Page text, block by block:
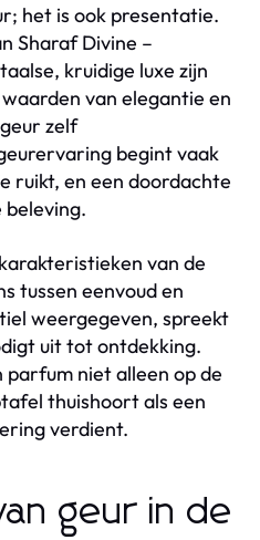
het is ook presentatie.
Sharaf Divine –
kruidige luxe zijn
van elegantie en
zelf
begint vaak
ruikt, en een doordachte
van de
tussen eenvoud en
weergegeven, spreekt
uit tot ontdekking.
niet alleen op de
thuishoort als een
verdient.
geur in de